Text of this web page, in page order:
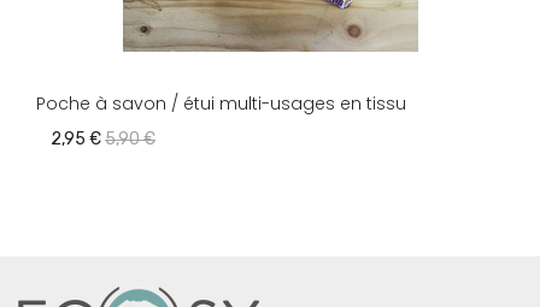
Poche à savon / étui multi-usages en tissu
2,95 €5,90 €